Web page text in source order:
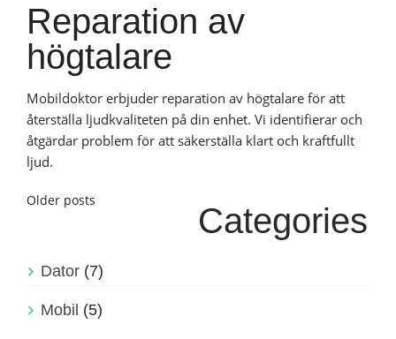
Reparation av
högtalare
Mobildoktor erbjuder reparation av högtalare för att
återställa ljudkvaliteten på din enhet. Vi identifierar och
åtgärdar problem för att säkerställa klart och kraftfullt
ljud.
Posts
Older posts
Categories
Dator (7)
Mobil (5)